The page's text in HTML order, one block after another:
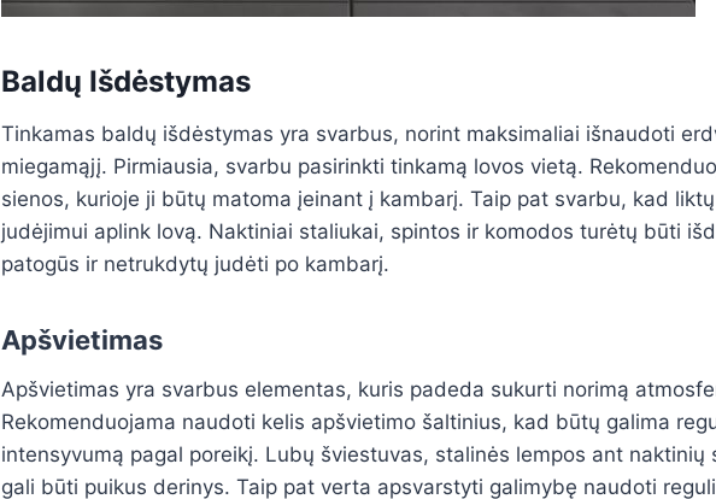
Baldų Išdėstymas
Tinkamas baldų išdėstymas yra svarbus, norint maksimaliai išnaudoti
miegamąjį. Pirmiausia, svarbu pasirinkti tinkamą lovos vietą.
sienos, kurioje ji būtų matoma įeinant į kambarį. Taip pat svarbu, kad
judėjimui aplink lovą. Naktiniai staliukai, spintos ir komodos turėtų būti
patogūs ir netrukdytų judėti po kambarį.
Apšvietimas
Apšvietimas yra svarbus elementas, kuris padeda sukurti norimą
Rekomenduojama naudoti kelis apšvietimo šaltinius, kad būtų galima
intensyvumą pagal poreikį. Lubų šviestuvas, stalinės lempos ant naktinių
gali būti puikus derinys. Taip pat verta apsvarstyti galimybę naudoti